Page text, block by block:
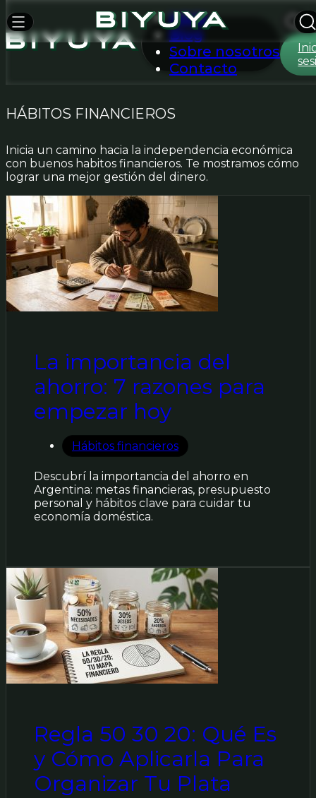
Inicio
Blog
Sobre nosotros
Contacto
HÁBITOS FINANCIEROS
Inicia un camino hacia la independencia económica
con buenos habitos financieros. Te mostramos cómo
lograr una mejor gestión del dinero.
La importancia del
ahorro: 7 razones para
empezar hoy
Hábitos financieros
Descubrí la importancia del ahorro en
Argentina: metas financieras, presupuesto
personal y hábitos clave para cuidar tu
economía doméstica.
Regla 50 30 20: Qué Es
y Cómo Aplicarla Para
Organizar Tu Plata